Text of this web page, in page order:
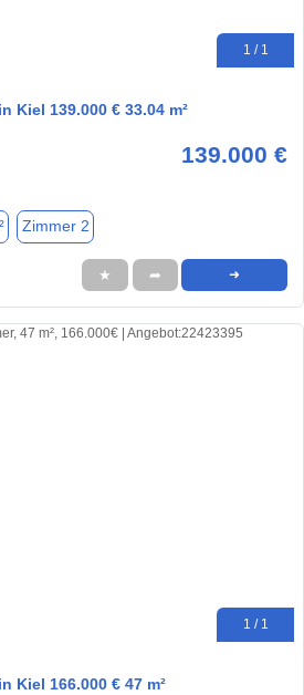
1 / 1
Kiel 139.000 € 33.04 m²
139.000 €
Zimmer 2
★ ➦ ➜
1 / 1
Kiel 166.000 € 47 m²